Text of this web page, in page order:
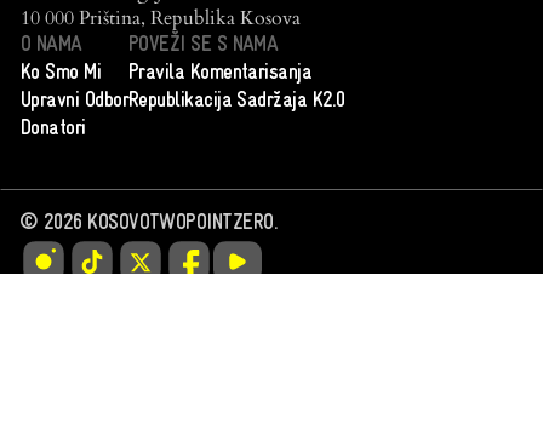
10 000 Priština, Republika Kosova
O NAMA
Ko Smo Mi
Upravni Odbor
Donatori
POVEŽI SE S NAMA
Pravila Komentarisanja
Republikacija Sadržaja K2.0
© 2026KOSOVOTWOPOINTZERO.